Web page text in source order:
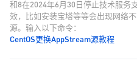
和8在2024年6月30日停止技术服务
效，比如安装宝塔等等会出现网络
源。输入以下命令：
CentOS更换AppStream源教程